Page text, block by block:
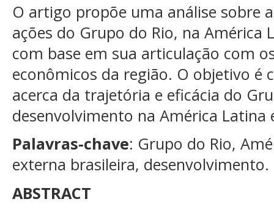
O artigo propõe uma análise sobre
ações do Grupo do Rio, na América
com base em sua articulação com
econômicos da região. O objetivo é
acerca da trajetória e eficácia do
desenvolvimento na América Latina
Palavras-chave: Grupo do Rio,
externa brasileira, desenvolvimento.
ABSTRACT